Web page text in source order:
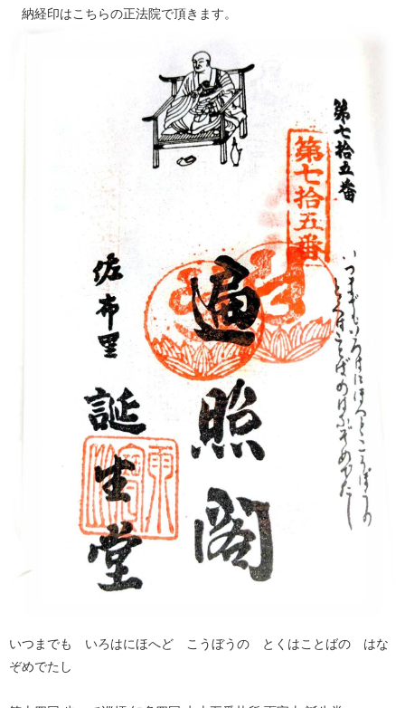
納経印はこちらの正法院で頂きます。
いつまでも いろはにほへど こうぼうの とくはことばの はな
ぞめでたし